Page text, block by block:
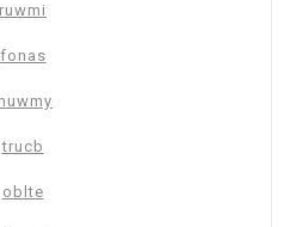
ruwmi
fonas
trucb
oblte